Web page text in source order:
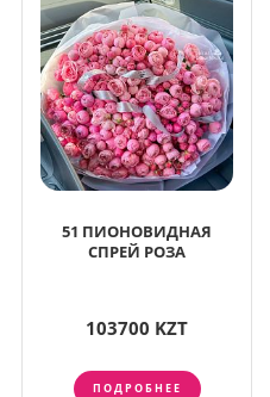
51 ПИОНОВИДНАЯ
СПРЕЙ РОЗА
103700 KZT
ПОДРОБНЕЕ